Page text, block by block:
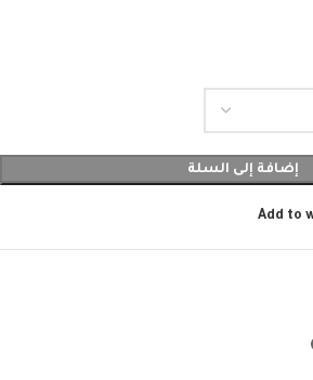
إضافة إلى السلة
Add to